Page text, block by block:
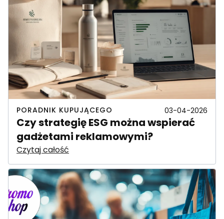
PORADNIK KUPUJĄCEGO 03-04-2026
Czy strategię ESG można wspierać
gadżetami reklamowymi?
Czytaj całość